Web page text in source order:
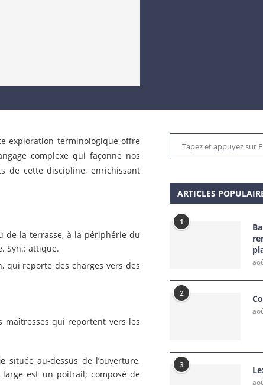
exploration terminologique offre
complexe qui façonne nos
de cette discipline, enrichissant
de la terrasse, à la périphérie du
Syn.: attique.
qui reporte des charges vers des
maîtresses qui reportent vers les
située au-dessus de l’ouverture,
large est un poitrail; composé de
ARTICLES
1
2
3